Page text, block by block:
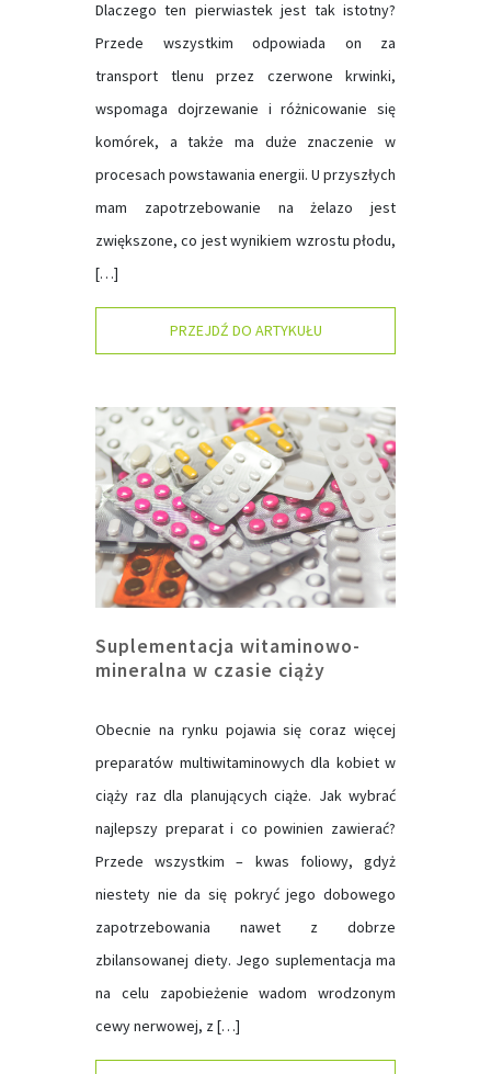
Dlaczego ten pierwiastek jest tak istotny?
Przede wszystkim odpowiada on za
transport tlenu przez czerwone krwinki,
wspomaga dojrzewanie i różnicowanie się
komórek, a także ma duże znaczenie w
procesach powstawania energii. U przyszłych
mam zapotrzebowanie na żelazo jest
zwiększone, co jest wynikiem wzrostu płodu,
[…]
PRZEJDŹ DO ARTYKUŁU
Suplementacja witaminowo-
mineralna w czasie ciąży
Obecnie na rynku pojawia się coraz więcej
preparatów multiwitaminowych dla kobiet w
ciąży raz dla planujących ciąże. Jak wybrać
najlepszy preparat i co powinien zawierać?
Przede wszystkim – kwas foliowy, gdyż
niestety nie da się pokryć jego dobowego
zapotrzebowania nawet z dobrze
zbilansowanej diety. Jego suplementacja ma
na celu zapobieżenie wadom wrodzonym
cewy nerwowej, z […]